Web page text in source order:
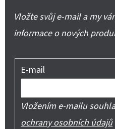
Vložte svůj e-mail a my
informace o nových
E-mail
Vložením e-mailu
ochrany osobních údajů